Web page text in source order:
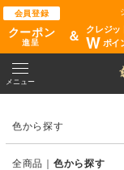
会員登録
クーポン
進呈 ＆
クレジッ
Wポイ
メニュー
色から探す
全商品 色から探す